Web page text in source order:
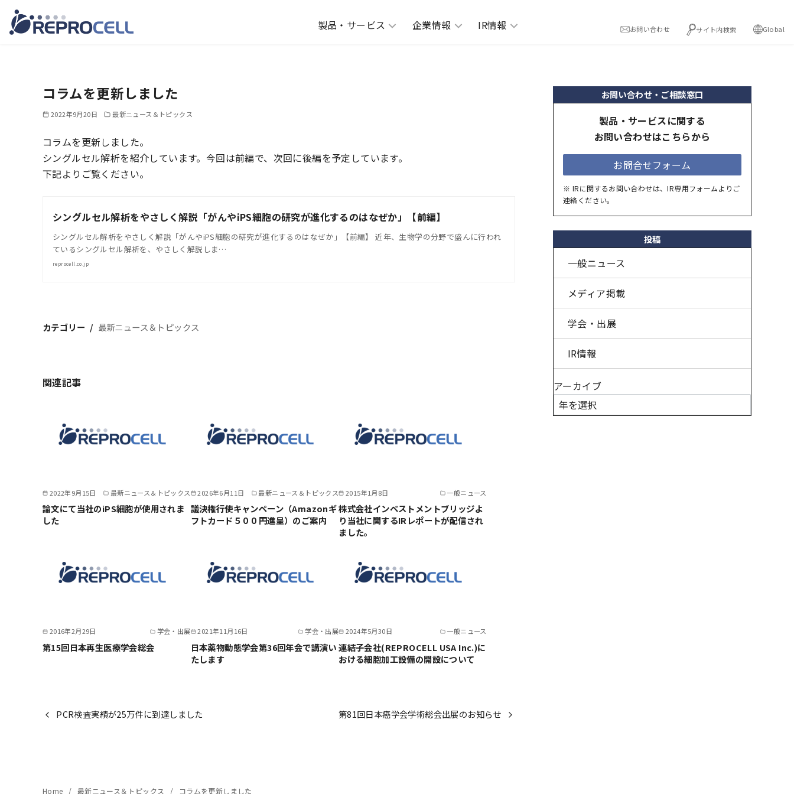
お問い合わせ サイト内検索 Global
製品・サービス 企業情報 IR情報
コラムを更新しました
2022年9月20日 最新ニュース＆トピックス
コラムを更新しました。
シングルセル解析を紹介しています。今回は前編で、次回に後編を予定しています。
下記よりご覧ください。
シングルセル解析をやさしく解説「がんやiPS細胞の研究が進化するのはなぜか」【前編】
シングルセル解析をやさしく解説「がんやiPS細胞の研究が進化するのはなぜか」【前編】 近年、生物学の分野で盛んに行われ
ているシングルセル解析を、やさしく解説しま…
reprocell.co.jp
カテゴリー 最新ニュース＆トピックス
関連記事
2022年9月15日 最新ニュース＆トピックス
論文にて当社のiPS細胞が使用されま
した
2026年6月11日 最新ニュース＆トピックス
議決権行使キャンペーン（Amazonギ
フトカード５００円進呈）のご案内
2015年1月8日 一般ニュース
株式会社インベストメントブリッジよ
り当社に関するIRレポートが配信され
ました。
2016年2月29日 学会・出展
第15回日本再生医療学会総会
2021年11月16日 学会・出展
日本薬物動態学会第36回年会で講演い
たします
2024年5月30日 一般ニュース
連結子会社(REPROCELL USA Inc.)に
おける細胞加工設備の開設について
PCR検査実績が25万件に到達しました 第81回日本癌学会学術総会出展のお知らせ
お問い合わせ・ご相談窓口
製品・サービスに関する
お問い合わせはこちらから
お問合せフォーム
※ IRに関するお問い合わせは、IR専用フォームよりご
連絡ください。
投稿
一般ニュース
メディア掲載
学会・出展
IR情報
アーカイブ
Home 最新ニュース＆トピックス コラムを更新しました